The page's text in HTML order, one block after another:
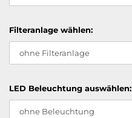
Filteranlage wählen:
LED Beleuchtung auswählen: